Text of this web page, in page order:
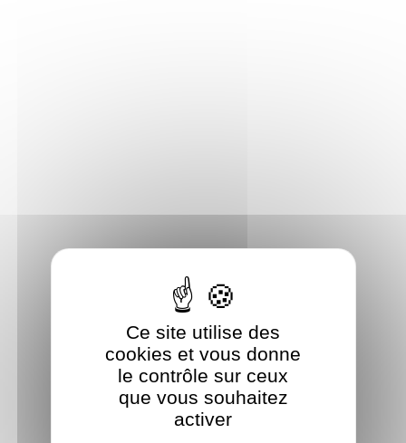
Ce site utilise des
cookies et vous donne
le contrôle sur ceux
que vous souhaitez
activer